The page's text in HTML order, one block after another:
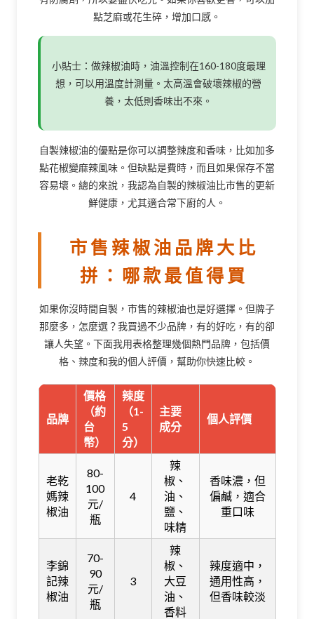
點芝麻或花生碎，增加口感。
小貼士：做辣椒油時，油溫控制在160-180度最理
想，可以用溫度計測量。太高溫會破壞辣椒的營
養，太低則香味出不來。
自製辣椒油的優點是你可以調整辣度和香味，比如加多
點花椒變麻辣風味。但缺點是費時，而且如果保存不當
容易壞。總的來說，我認為自製的辣椒油比市售的更新
鮮健康，尤其適合常下廚的人。
市售辣椒油品牌大比
拼：哪款最值得買
如果你沒時間自製，市售的辣椒油也是好選擇。但牌子
那麼多，怎麼選？我買過不少品牌，有的好吃，有的卻
讓人失望。下面我用表格整理幾個熱門品牌，包括價
格、辣度和我的個人評價，幫助你快速比較。
品牌
價格
（約
台
幣）
辣度
（1-
5
分）
主要
成分
個人評價
老乾
媽辣
椒油
80-
100
元/
瓶
4
辣
椒、
油、
鹽、
味精
香味濃，但
偏鹹，適合
重口味
李錦
記辣
椒油
70-
90
元/
瓶
3
辣
椒、
大豆
油、
香料
辣度適中，
通用性高，
但香味較淡